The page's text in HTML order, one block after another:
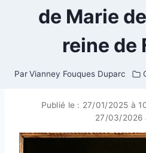
de Marie
reine de
Par Vianney Fouques Duparc
Publié le : 27/01/2025 à
27/03/2026